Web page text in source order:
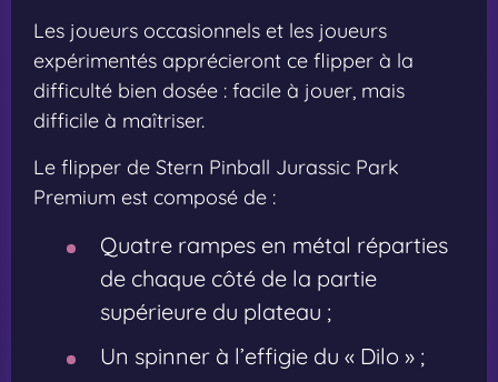
Les joueurs occasionnels et les joueurs
expérimentés apprécieront ce flipper à la
difficulté bien dosée : facile à jouer, mais
difficile à maîtriser.
Le flipper de Stern Pinball Jurassic Park
Premium est composé de :
Quatre rampes en métal réparties
de chaque côté de la partie
supérieure du plateau ;
Un spinner à l’effigie du « Dilo » ;